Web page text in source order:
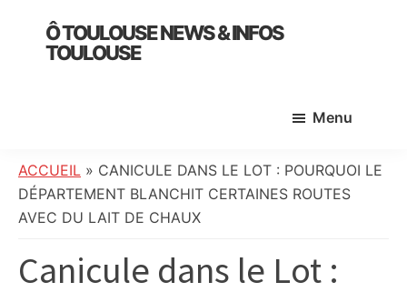
primary
Ô TOULOUSE NEWS & INFOS
TOULOUSE
:
info
locale,
culture,
politique,
Menu
ACCUEIL » CANICULE DANS LE LOT : POURQUOI LE
DÉPARTEMENT BLANCHIT CERTAINES ROUTES
AVEC DU LAIT DE CHAUX
Canicule dans le Lot :